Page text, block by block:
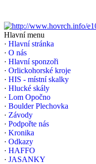
Hlavní menu
· Hlavní stránka
· O nás
· Hlavní sponzoři
· Orlickohorské kroje
· HIS - místní skalky
· Hlucké skály
· Lom Opočno
· Boulder Plechovka
· Závody
· Podpořte nás
· Kronika
· Odkazy
· HAFFO
· JASANKY